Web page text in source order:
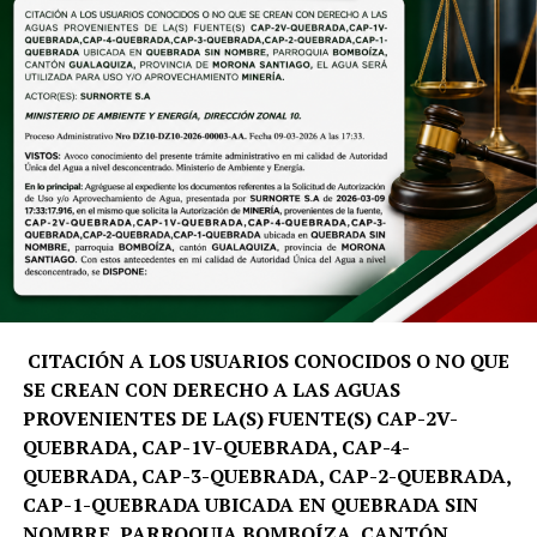
como turismo, biología, economía y planificación
estratégica, quienes emplearán herramientas digitales y
análisis de datos para atender las necesidades
prioritarias del territorio.
«El Summer School nace como un programa académico
con propósito. No buscamos únicamente generar
investigación, sino trabajar directamente en el
territorio, analizar sus desafíos y aportar soluciones que
fortalezcan la toma de decisiones y el desarrollo
sostenible de Galápagos», señala David Santiago Salinas
Aleaga, docente e investigador de la carrera de Turismo
de la UTPL.
La metodología del programa inicia con una fase de
preparación virtual y culmina con una inmersión
académica en la isla Santa Cruz. Durante esta etapa, los
equipos multidisciplinarios trabajarán de manera
conjunta con actores estratégicos de la región, entre
CITACIÓN A LOS USUARIOS CONOCIDOS O NO QUE
SE CREAN CON DERECHO A LAS AGUAS
PROVENIENTES DE LA(S) FUENTE(S) CAP-2V-
QUEBRADA, CAP-1V-QUEBRADA, CAP-4-
QUEBRADA, CAP-3-QUEBRADA, CAP-2-QUEBRADA,
CAP-1-QUEBRADA UBICADA EN QUEBRADA SIN